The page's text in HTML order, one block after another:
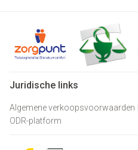
Juridische links
Algemene verkoopsvoorwaarden
ODR-platform